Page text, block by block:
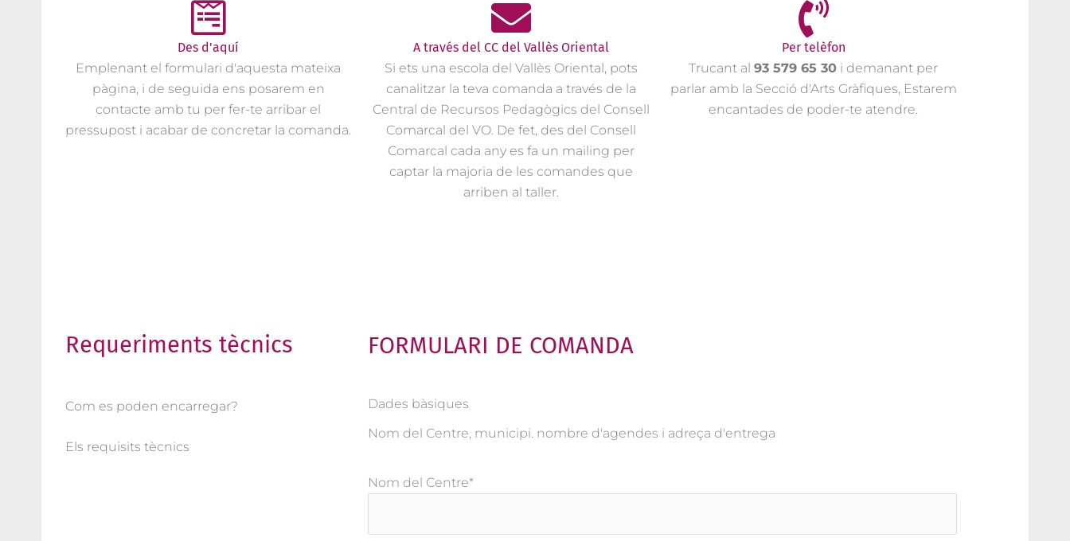
Des d'aquí
Emplenant el formulari d'aquesta mateixa
pàgina, i de seguida ens posarem en
contacte amb tu per fer-te arribar el
pressupost i acabar de concretar la comanda.
A través del CC del Vallès Oriental
Si ets una escola del Vallès Oriental, pots
canalitzar la teva comanda a través de la
Central de Recursos Pedagògics del Consell
Comarcal del VO. De fet, des del Consell
Comarcal cada any es fa un mailing per
captar la majoria de les comandes que
arriben al taller.
Per telèfon
Trucant al93 579 65 30 i demanant per
parlar amb la Secció d'Arts Gràfiques, Estarem
encantades de poder-te atendre.
Requeriments tècnics
Com es poden encarregar?
Els requisits tècnics
FORMULARI DE COMANDA
Dades bàsiques
Nom del Centre, municipi. nombre d'agendes i adreça d'entrega
Nom del Centre*